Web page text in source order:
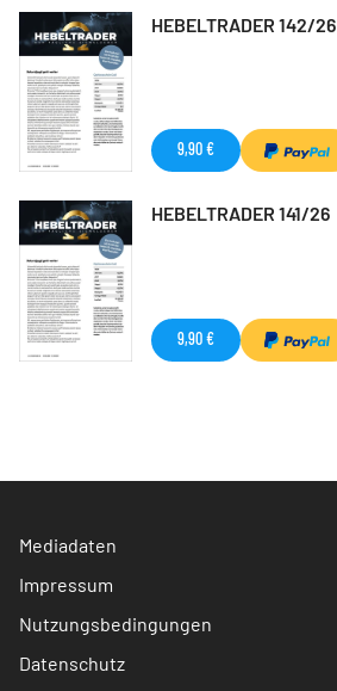
HEBELTRADER 142/26
9,90 €
HEBELTRADER 141/26
9,90 €
Mediadaten
Impressum
Nutzungsbedingungen
Datenschutz